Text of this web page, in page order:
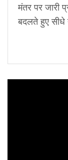
मंतर पर जारी
बदलते हुए सीधे